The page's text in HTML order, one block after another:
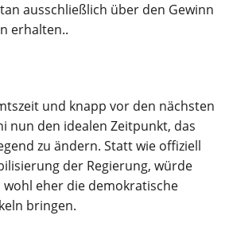
ausschließlich über den Gewinn
erhalten..
und knapp vor den nächsten
nun den idealen Zeitpunkt, das
zu ändern. Statt wie offiziell
der Regierung, würde
wohl eher die demokratische
bringen.